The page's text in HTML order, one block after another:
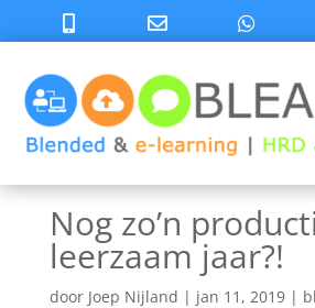
Nog zo’n
leerzaam jaar?!
door Joep Nijland | jan 11, 2019|